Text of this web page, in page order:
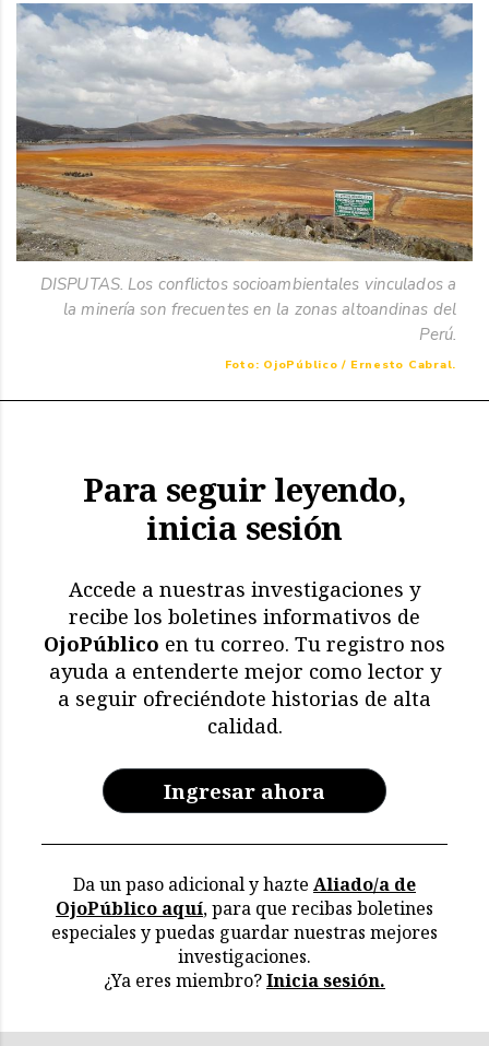
DISPUTAS. Los conflictos socioambientales vinculados a
la minería son frecuentes en la zonas altoandinas del
Perú.
Foto: OjoPúblico / Ernesto Cabral.
Para seguir leyendo,
inicia sesión
Accede a nuestras investigaciones y
recibe los boletines informativos de
OjoPúblico en tu correo. Tu registro nos
ayuda a entenderte mejor como lector y
a seguir ofreciéndote historias de alta
calidad.
Ingresar ahora
Da un paso adicional y hazte Aliado/a de
OjoPúblico aquí, para que recibas boletines
especiales y puedas guardar nuestras mejores
investigaciones.
¿Ya eres miembro?Inicia sesión.